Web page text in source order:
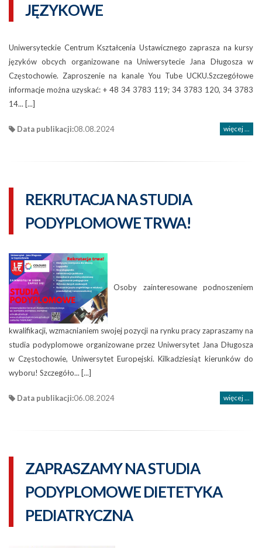
JĘZYKOWE
Uniwersyteckie Centrum Kształcenia Ustawicznego zaprasza na kursy
języków obcych organizowane na Uniwersytecie Jana Długosza w
Częstochowie. Zaproszenie na kanale You Tube UCKU.Szczegółowe
informacje można uzyskać: + 48 34 3783 119; 34 3783 120, 34 3783
14... [...]
Data publikacji:08.08.2024 więcej ...
REKRUTACJA NA STUDIA
PODYPLOMOWE TRWA!
Osoby zainteresowane podnoszeniem
kwalifikacji, wzmacnianiem swojej pozycji na rynku pracy zapraszamy na
studia podyplomowe organizowane przez Uniwersytet Jana Długosza
w Częstochowie, Uniwersytet Europejski. Kilkadziesiąt kierunków do
wyboru! Szczegóło... [...]
Data publikacji:06.08.2024 więcej ...
ZAPRASZAMY NA STUDIA
PODYPLOMOWE DIETETYKA
PEDIATRYCZNA